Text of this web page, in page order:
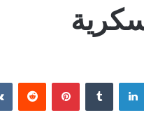
لينكدإن ‏Tumblr بينتيريست ‏Reddit